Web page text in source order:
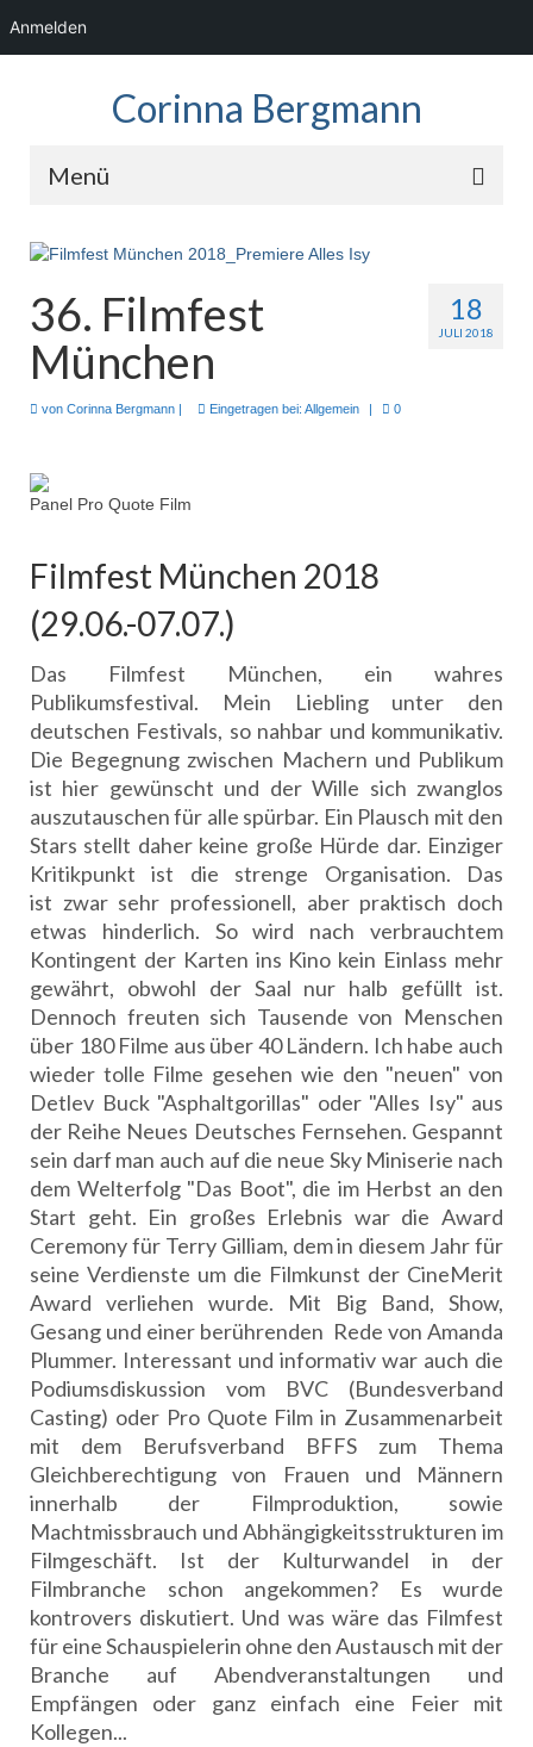
Anmelden
Corinna Bergmann
Menü
Fotos
Showreel
18
JULI 2018
36. Filmfest
München
von Corinna Bergmann Eingetragen bei: Allgemein 0
Panel Pro Quote Film
Filmfest München 2018
(29.06.-07.07.)
Das Filmfest München, ein wahres
Publikumsfestival. Mein Liebling unter den
deutschen Festivals, so nahbar und kommunikativ.
Die Begegnung zwischen Machern und Publikum
ist hier gewünscht und der Wille sich zwanglos
auszutauschen für alle spürbar. Ein Plausch mit den
Stars stellt daher keine große Hürde dar. Einziger
Kritikpunkt ist die strenge Organisation. Das
ist zwar sehr professionell, aber praktisch doch
etwas hinderlich. So wird nach verbrauchtem
Kontingent der Karten ins Kino kein Einlass mehr
gewährt, obwohl der Saal nur halb gefüllt ist.
Dennoch freuten sich Tausende von Menschen
über 180 Filme aus über 40 Ländern. Ich habe auch
wieder tolle Filme gesehen wie den "neuen" von
Detlev Buck "Asphaltgorillas" oder "Alles Isy" aus
der Reihe Neues Deutsches Fernsehen. Gespannt
sein darf man auch auf die neue Sky Miniserie nach
dem Welterfolg "Das Boot", die im Herbst an den
Start geht. Ein großes Erlebnis war die Award
Ceremony für Terry Gilliam, dem in diesem Jahr für
seine Verdienste um die Filmkunst der CineMerit
Award verliehen wurde. Mit Big Band, Show,
Gesang und einer berührenden Rede von Amanda
Plummer. Interessant und informativ war auch die
Podiumsdiskussion vom BVC (Bundesverband
Casting) oder Pro Quote Film in Zusammenarbeit
mit dem Berufsverband BFFS zum Thema
Gleichberechtigung von Frauen und Männern
innerhalb der Filmproduktion, sowie
Machtmissbrauch und Abhängigkeitsstrukturen im
Filmgeschäft. Ist der Kulturwandel in der
Filmbranche schon angekommen? Es wurde
kontrovers diskutiert. Und was wäre das Filmfest
für eine Schauspielerin ohne den Austausch mit der
Branche auf Abendveranstaltungen und
Empfängen oder ganz einfach eine Feier mit
Kollegen...